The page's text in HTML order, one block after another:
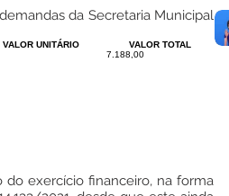
da Secretaria Municipal
VALOR UNITÁRIO
VALOR TOTAL
7.188,00
do exercício financeiro, na forma